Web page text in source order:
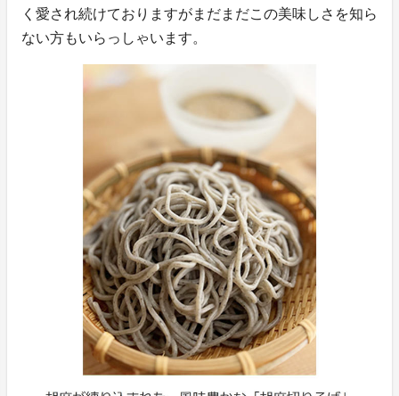
く愛され続けておりますがまだまだこの美味しさを知ら
ない方もいらっしゃいます。